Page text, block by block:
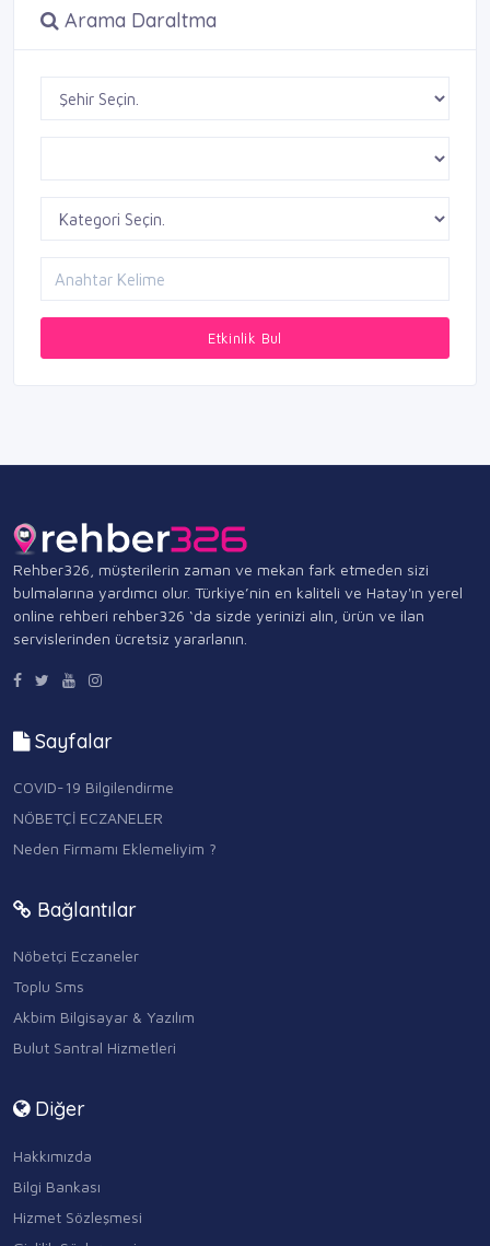
Arama Daraltma
Etkinlik Bul
Rehber326, müşterilerin zaman ve mekan fark etmeden sizi
bulmalarına yardımcı olur. Türkiye’nin en kaliteli ve Hatay'ın yerel
online rehberi rehber326 ‘da sizde yerinizi alın, ürün ve ilan
servislerinden ücretsiz yararlanın.
Sayfalar
COVID-19 Bilgilendirme
NÖBETÇİ ECZANELER
Neden Firmamı Eklemeliyim ?
Bağlantılar
Nöbetçi Eczaneler
Toplu Sms
Akbim Bilgisayar & Yazılım
Bulut Santral Hizmetleri
Diğer
Hakkımızda
Bilgi Bankası
Hizmet Sözleşmesi